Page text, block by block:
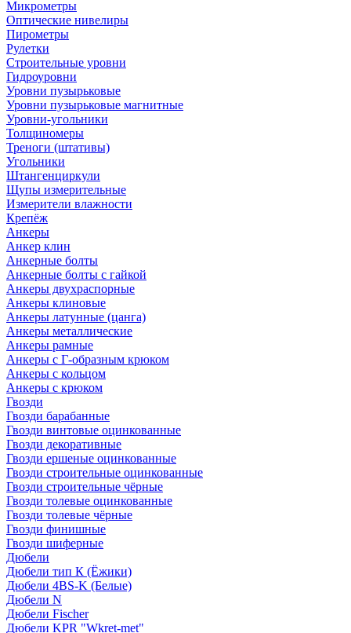
Микрометры
Оптические нивелиры
Пирометры
Рулетки
Строительные уровни
Гидроуровни
Уровни пузырьковые
Уровни пузырьковые магнитные
Уровни-угольники
Толщиномеры
Треноги (штативы)
Угольники
Штангенциркули
Щупы измерительные
Измерители влажности
Крепёж
Анкеры
Анкер клин
Анкерные болты
Анкерные болты с гайкой
Анкеры двухраспорные
Анкеры клиновые
Анкеры латунные (цанга)
Анкеры металлические
Анкеры рамные
Анкеры с Г-образным крюком
Анкеры с кольцом
Анкеры с крюком
Гвозди
Гвозди барабанные
Гвозди винтовые оцинкованные
Гвозди декоративные
Гвозди ершеные оцинкованные
Гвозди строительные оцинкованные
Гвозди строительные чёрные
Гвозди толевые оцинкованные
Гвозди толевые чёрные
Гвозди финишные
Гвозди шиферные
Дюбели
Дюбели тип К (Ёжики)
Дюбели 4BS-K (Белые)
Дюбели N
Дюбели Fischer
Дюбели KPR "Wkret-met"